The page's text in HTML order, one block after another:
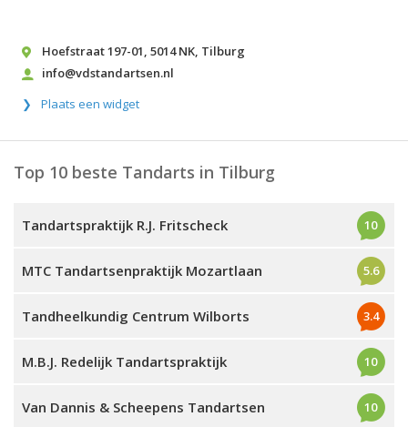
Hoefstraat 197-01, 5014 NK, Tilburg
info@vdstandartsen.nl
Plaats een widget
Top 10 beste Tandarts in Tilburg
Tandartspraktijk R.J. Fritscheck 10
MTC Tandartsenpraktijk Mozartlaan 5.6
Tandheelkundig Centrum Wilborts 3.4
M.B.J. Redelijk Tandartspraktijk 10
Van Dannis & Scheepens Tandartsen 10